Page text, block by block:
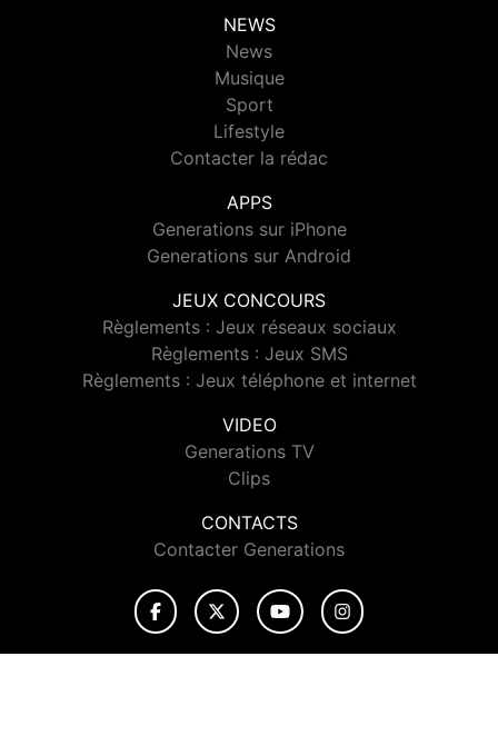
NEWS
News
Musique
Sport
Lifestyle
Contacter la rédac
APPS
Generations sur iPhone
Generations sur Android
JEUX CONCOURS
Règlements : Jeux réseaux sociaux
Règlements : Jeux SMS
Règlements : Jeux téléphone et internet
VIDEO
Generations TV
Clips
CONTACTS
Contacter Generations